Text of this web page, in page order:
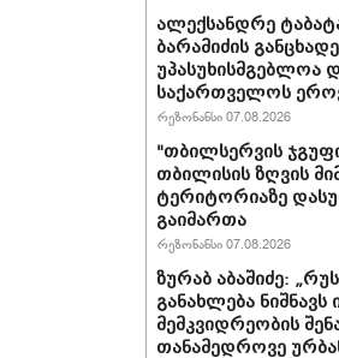
ალექსანდრე
ბარამიძის
უპასუხისმგებლოა
საქართველოს
რეზონანსი 07.08.2026
"თბილსერვის
თბილისის ზღვის
ტერიტორიაზე
გაიმართა
რეზონანსი 07.08.2026
ზურაბ აბაშიძე:
განახლება
მემკვიდრეობის
თანამედროვე